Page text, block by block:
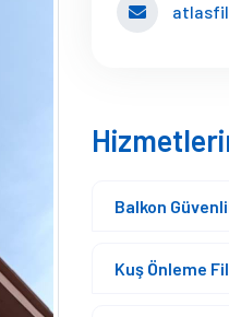
Balkon
Kuş Önleme